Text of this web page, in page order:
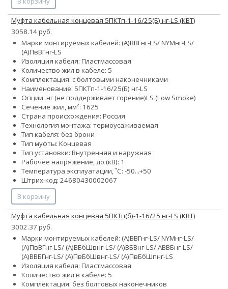
Муфта кабельная концевая 5ПКТп-1-16/25(Б) нг-LS (КВТ)
3058.14 руб.
Марки монтируемых кабелей: (А)ВВГнг-LS/ NYMнг-LS/
(А)ПвВГнг-LS
Изоляция кабеля: Пластмассовая
Количество жил в кабеле: 5
Комплектация: с болтовыми наконечниками
Наименование: 5ПКТп-1-16/25(Б) нг-LS
Опции: нг (не поддерживает горение)LS (Low Smoke)
Сечение жил, мм²: 1625
Страна происхождения: Россия
Технология монтажа: термоусаживаемая
Тип кабеля: без брони
Тип муфты: Концевая
Тип установки: Внутренняя и наружная
Рабочее напряжение, до (кВ): 1
Температура эксплуатации, ˚С: -50...+50
Штрих-код: 24680430002067
В корзину
Муфта кабельная концевая 5ПКТп(б)-1-16/25 нг-LS (КВТ)
3002.37 руб.
Марки монтируемых кабелей: (А)ВВГнг-LS/ NYMнг-LS/
(А)ПвВГнг-LS/ (А)ВБбШвнг-LS/ (А)ВБВнг-LS/ АВВБнг-LS/
(А)ВВБГнг-LS/ (А)ПвБбШвнг-LS/ (А)ПвБбШпнг-LS
Изоляция кабеля: Пластмассовая
Количество жил в кабеле: 5
Комплектация: без болтовых наконечников